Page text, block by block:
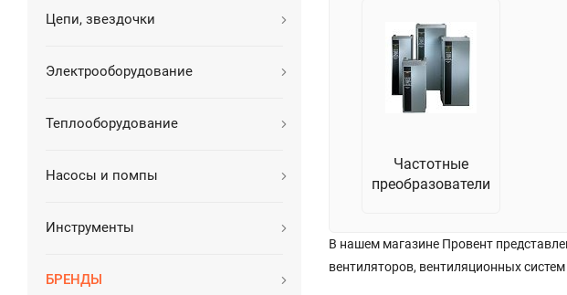
Цепи, звездочки
Электрооборудование
Теплооборудование
Насосы и помпы
Инструменты
БРЕНДЫ
Частотные
преобразователи
В нашем магазине Провент
вентиляторов, вентиляционных